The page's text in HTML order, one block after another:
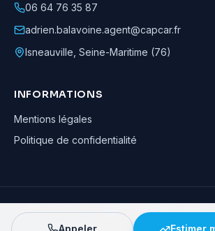
06 64 76 35 87
adrien.balavoine.agent@capcar.fr
Isneauville Seine-Maritime (76)
INFORMATIONS
Mentions légales
Politique de confidentialité
Adrien Balavoine—Agent automobile CapCar,
· Tous droits réservés
Appeler Estimer